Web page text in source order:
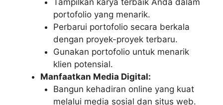
portofolio yang menarik.
Perbarui portofolio secara berkala
dengan proyek-proyek terbaru.
Gunakan portofolio untuk menarik
klien potensial.
Manfaatkan Media Digital:
Bangun kehadiran online yang kuat
melalui media sosial dan situs web.